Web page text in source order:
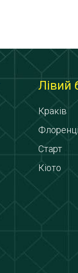
Лівий
Краків
Старт
Кіото